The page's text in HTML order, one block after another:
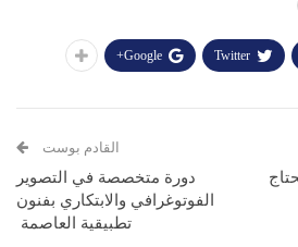
Twitter
Google+
القادم بوست
دورة متخصصة في التصوير
الفوتوغرافي والابتكاري بفنون
تطبيقية العاصمة